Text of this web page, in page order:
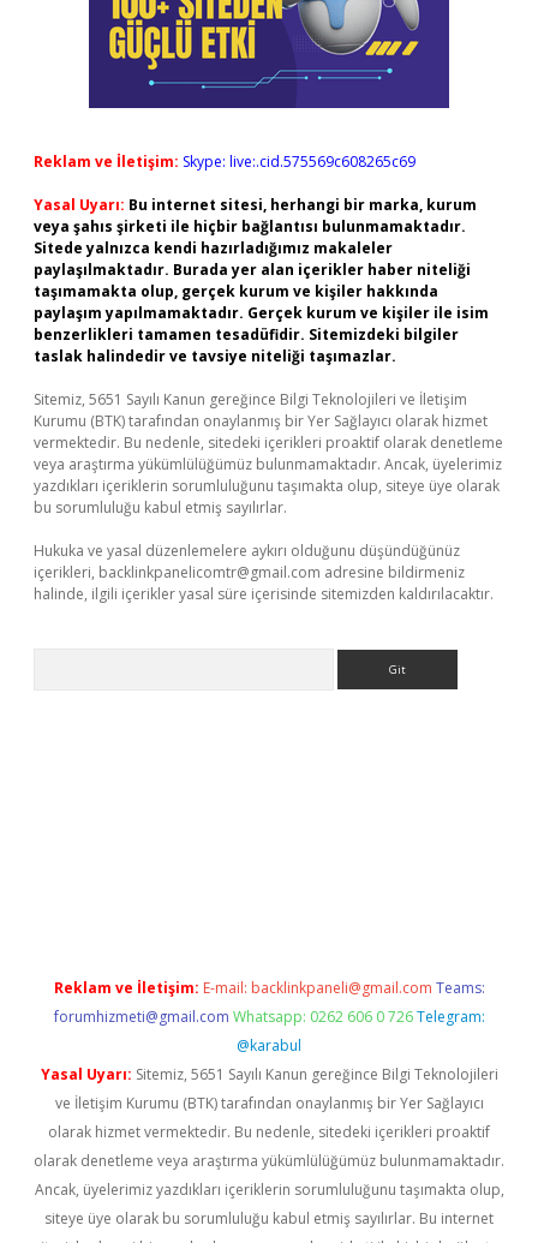
Reklam ve İletişim: Skype: live:.cid.575569c608265c69
Yasal Uyarı: Bu internet sitesi, herhangi bir marka, kurum
veya şahıs şirketi ile hiçbir bağlantısı bulunmamaktadır.
Sitede yalnızca kendi hazırladığımız makaleler
paylaşılmaktadır. Burada yer alan içerikler haber niteliği
taşımamakta olup, gerçek kurum ve kişiler hakkında
paylaşım yapılmamaktadır. Gerçek kurum ve kişiler ile isim
benzerlikleri tamamen tesadüfidir. Sitemizdeki bilgiler
taslak halindedir ve tavsiye niteliği taşımazlar.
Sitemiz, 5651 Sayılı Kanun gereğince Bilgi Teknolojileri ve İletişim
Kurumu (BTK) tarafından onaylanmış bir Yer Sağlayıcı olarak hizmet
vermektedir. Bu nedenle, sitedeki içerikleri proaktif olarak denetleme
veya araştırma yükümlülüğümüz bulunmamaktadır. Ancak, üyelerimiz
yazdıkları içeriklerin sorumluluğunu taşımakta olup, siteye üye olarak
bu sorumluluğu kabul etmiş sayılırlar.
Hukuka ve yasal düzenlemelere aykırı olduğunu düşündüğünüz
içerikleri, backlinkpanelicomtr@gmail.com adresine bildirmeniz
halinde, ilgili içerikler yasal süre içerisinde sitemizden kaldırılacaktır.
Reklam ve İletişim: E-mail: backlinkpaneli@gmail.com Teams:
forumhizmeti@gmail.com Whatsapp: 0262 606 0 726 Telegram:
@karabul
Yasal Uyarı: Sitemiz, 5651 Sayılı Kanun gereğince Bilgi Teknolojileri
ve İletişim Kurumu (BTK) tarafından onaylanmış bir Yer Sağlayıcı
olarak hizmet vermektedir. Bu nedenle, sitedeki içerikleri proaktif
olarak denetleme veya araştırma yükümlülüğümüz bulunmamaktadır.
Ancak, üyelerimiz yazdıkları içeriklerin sorumluluğunu taşımakta olup,
siteye üye olarak bu sorumluluğu kabul etmiş sayılırlar. Bu internet